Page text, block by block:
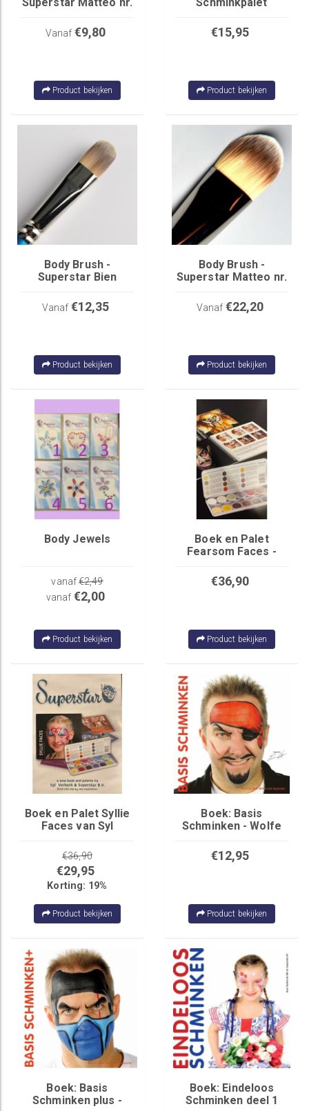
Vanaf €9,80
Product bekijken
€15,95
Product bekijken
Body Brush -
Superstar Bien
Vanaf €12,35
Product bekijken
Body Brush -
Superstar Matteo nr.
Vanaf €22,20
Product bekijken
Body Jewels
vanaf€2,49
vanaf €2,00
Product bekijken
Boek en Palet
Fearsom Faces -
€36,90
Product bekijken
Boek en Palet Syllie
Faces van Syl
€36,90
€29,95
Korting: 19%
Product bekijken
Boek: Basis
Schminken - Wolfe
€12,95
Product bekijken
Boek: Basis
Schminken plus -
Boek: Eindeloos
Schminken deel 1